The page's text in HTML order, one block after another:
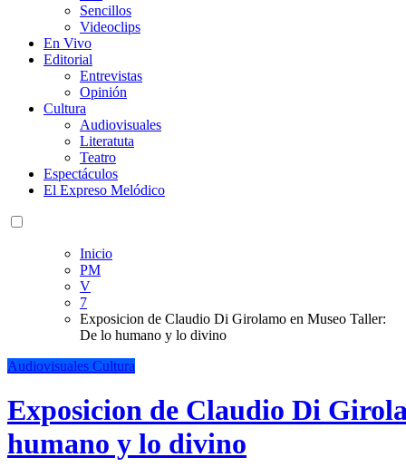
Sencillos
Videoclips
En Vivo
Editorial
Entrevistas
Opinión
Cultura
Audiovisuales
Literatuta
Teatro
Espectáculos
El Expreso Melódico
Inicio
PM
V
7
Exposicion de Claudio Di Girolamo en Museo Taller:
De lo humano y lo divino
Audiovisuales Cultura
Exposicion de Claudio Di
humano y lo divino